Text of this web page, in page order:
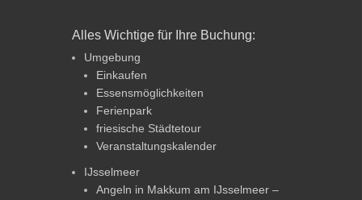
Alles Wichtige für Ihre Buchung:
Umgebung
Einkaufen
Essensmöglichkeiten
Ferienpark
friesische Städtetour
Veranstaltungskalender
IJsselmeer
Angeln in Makkum am IJsselmeer –